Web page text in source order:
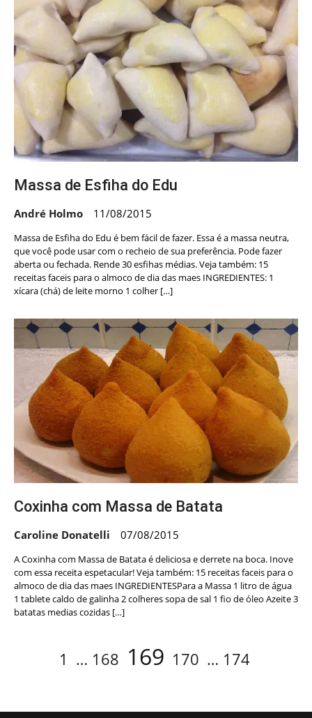
Massa de Esfiha do Edu
André Holmo 11/08/2015
Massa de Esfiha do Edu é bem fácil de fazer. Essa é a massa neutra,
que você pode usar com o recheio de sua preferência. Pode fazer
aberta ou fechada. Rende 30 esfihas médias. Veja também: 15
receitas faceis para o almoco de dia das maes INGREDIENTES: 1
xícara (chá) de leite morno 1 colher […]
Coxinha com Massa de Batata
Caroline Donatelli 07/08/2015
A Coxinha com Massa de Batata é deliciosa e derrete na boca. Inove
com essa receita espetacular! Veja também: 15 receitas faceis para o
almoco de dia das maes INGREDIENTESPara a Massa 1 litro de água
1 tablete caldo de galinha 2 colheres sopa de sal 1 fio de óleo Azeite 3
batatas medias cozidas […]
Navegação
Page
1 … Page
168 Page
169 Page
170 … Page
174